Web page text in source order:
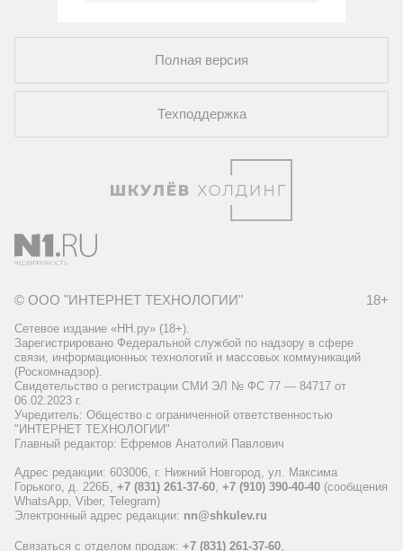
Полная версия
Техподдержка
© ООО "ИНТЕРНЕТ ТЕХНОЛОГИИ" 18+
Сетевое издание «НН.ру» (18+).
Зарегистрировано Федеральной службой по надзору в сфере
связи, информационных технологий и массовых коммуникаций
(Роскомнадзор).
Свидетельство о регистрации СМИ ЭЛ № ФС 77 — 84717 от
06.02.2023 г.
Учредитель: Общество с ограниченной ответственностью
"ИНТЕРНЕТ ТЕХНОЛОГИИ"
Главный редактор: Ефремов Анатолий Павлович
Адрес редакции: 603006, г. Нижний Новгород, ул. Максима
Горького, д. 226Б, +7 (831) 261-37-60, +7 (910) 390-40-40 (сообщения
WhatsApp, Viber, Telegram)
Электронный адрес редакции: nn@shkulev.ru
Связаться с отделом продаж: +7 (831) 261-37-60,